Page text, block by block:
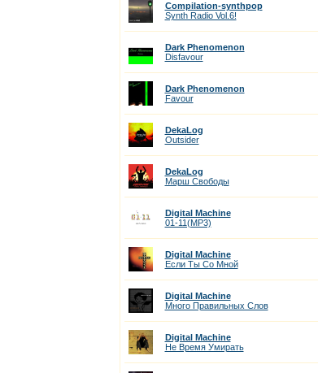
Compilation-synthpop
Synth Radio Vol.6!
Dark Phenomenon
Disfavour
Dark Phenomenon
Favour
DekaLog
Outsider
DekaLog
Марш Свободы
Digital Machine
01-11(MP3)
Digital Machine
Если Ты Со Мной
Digital Machine
Много Правильных Слов
Digital Machine
Не Время Умирать